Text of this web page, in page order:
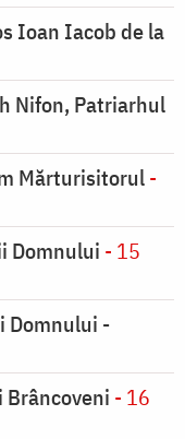
Ioan Iacob de la
Nifon, Patriarhul
Mărturisitorul-
Domnului - 15
Domnului -
- 16